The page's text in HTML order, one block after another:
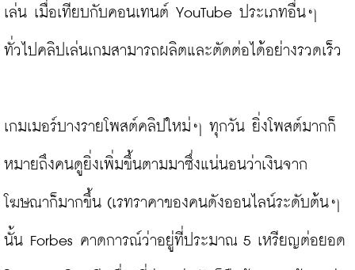
เล่น เมื่อเทียบกับคอนเทนต์ YouTube ประเภทอื่นๆ
ทั่วไปคลิปเล่นเกมสามารถผลิตและตัดต่อได้อย่างรวดเร็ว
เกมเมอร์บางรายโพสต์คลิปใหม่ๆ ทุกวัน ยิ่งโพสต์มากก็
หมายถึงคนดูยิ่งเพิ่มขึ้นตามมาซึ่งแน่นอนว่าเงินจาก
โฆษณาก็มากขึ้น (เรทราคาของคนดังออนไลน์ระดับต้นๆ
นั้น Forbes คาดการณ์ว่าอยู่ที่ประมาณ 5 เหรียญต่อยอด